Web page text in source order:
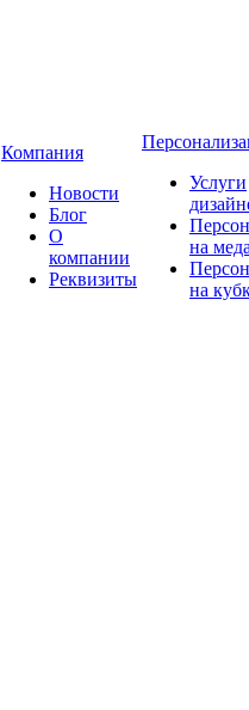
Компания
Новости
Блог
О
компании
Реквизиты
Услуги
на
на